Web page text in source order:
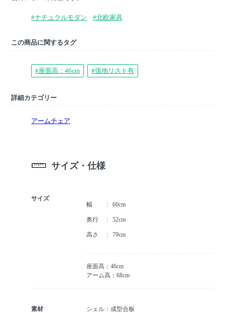
#ナチュラルモダン #北欧家具
この商品に関するタグ
#座面高：46cm #張地リスト有
詳細カテゴリー
アームチェア
サイズ・仕様
サイズ
幅
60cm
奥行 52cm
高さ 79cm
座面高：46cm
アーム高：68cm
素材
シェル：成型合板